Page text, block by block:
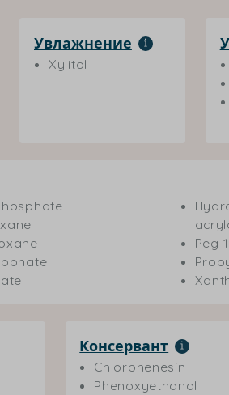
Увлажнение
Xylitol
Peg-
Консервант
Chlorphenesin
Phenoxyethanol